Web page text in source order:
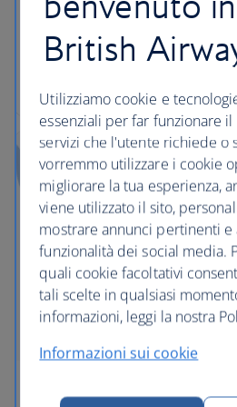
aggiornati trimestralmente,
di due mesi ad Audible.
Area bambini
British
Utilizziamo cookie e
essenziali per far funzionare
servizi che l'utente richiede o
vorremmo utilizzare i cookie
migliorare la tua esperienza,
viene utilizzato il sito,
mostrare annunci pertinenti
funzionalità dei social media.
quali cookie facoltativi
tali scelte in qualsiasi
informazioni, leggi la nostra
Informazioni sui cookie